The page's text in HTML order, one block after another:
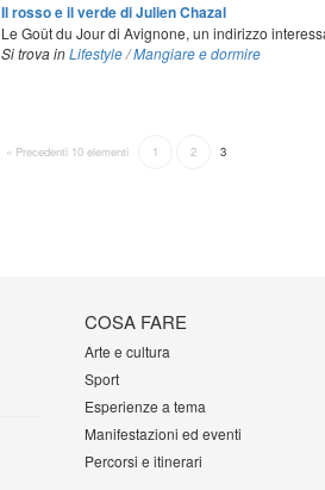
Il rosso e il verde di Julien Chazal
Le Goût du Jour di Avignone, un indirizzo
Si trova inLifestyle/Mangiare e dormire
« Precedenti 10 elementi 1 2 3
COSA FARE
Arte e cultura
Sport
Esperienze a tema
Manifestazioni ed eventi
Percorsi e itinerari